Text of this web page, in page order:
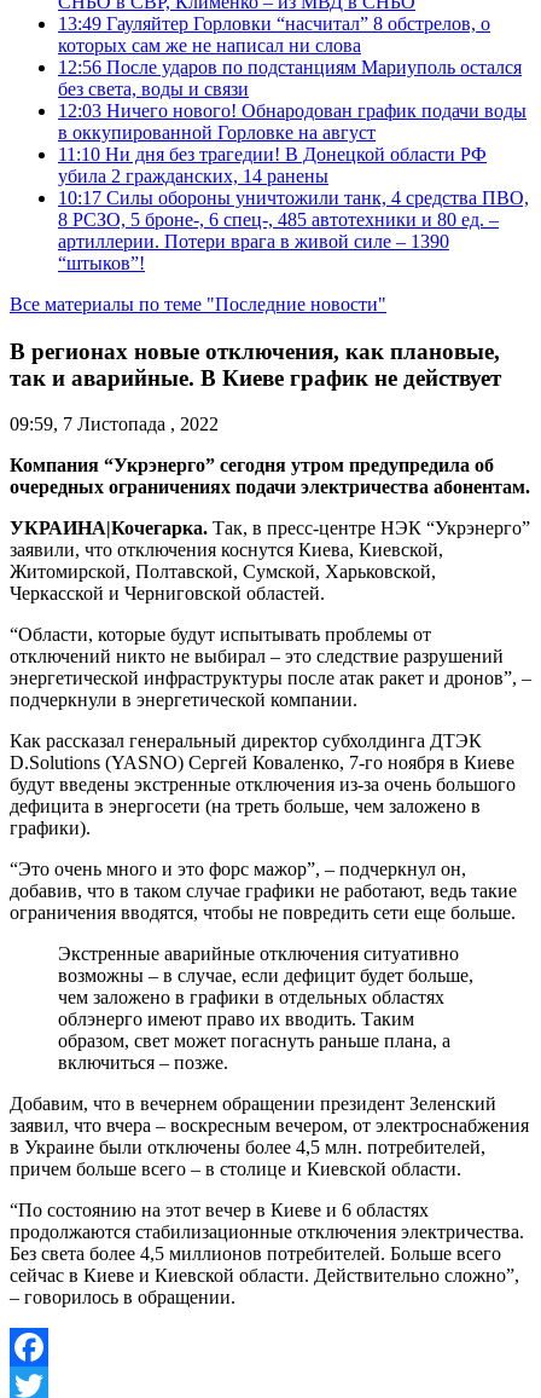
13:49 Гауляйтер Горловки “насчитал” 8 обстрелов, о
которых сам же не написал ни слова
12:56 После ударов по подстанциям Мариуполь остался
без света, воды и связи
12:03 Ничего нового! Обнародован график подачи воды
в оккупированной Горловке на август
11:10 Ни дня без трагедии! В Донецкой области РФ
убила 2 гражданских, 14 ранены
10:17 Силы обороны уничтожили танк, 4 средства ПВО,
8 РСЗО, 5 броне-, 6 спец-, 485 автотехники и 80 ед. –
артиллерии. Потери врага в живой силе – 1390
“штыков”!
Все материалы по теме "Последние новости"
В регионах новые отключения, как плановые,
так и аварийные. В Киеве график не действует
09:59, 7 Листопада , 2022
Компания “Укрэнерго” сегодня утром предупредила об
очередных ограничениях подачи электричества абонентам.
УКРАИНА|Кочегарка. Так, в пресс-центре НЭК “Укрэнерго”
заявили, что отключения коснутся Киева, Киевской,
Житомирской, Полтавской, Сумской, Харьковской,
Черкасской и Черниговской областей.
“Области, которые будут испытывать проблемы от
отключений никто не выбирал – это следствие разрушений
энергетической инфраструктуры после атак ракет и дронов”, –
подчеркнули в энергетической компании.
Как рассказал генеральный директор субхолдинга ДТЭК
D.Solutions (YASNO) Сергей Коваленко, 7-го ноября в Киеве
будут введены экстренные отключения из-за очень большого
дефицита в энергосети (на треть больше, чем заложено в
графики).
“Это очень много и это форс мажор”, – подчеркнул он,
добавив, что в таком случае графики не работают, ведь такие
ограничения вводятся, чтобы не повредить сети еще больше.
Экстренные аварийные отключения ситуативно
возможны – в случае, если дефицит будет больше,
чем заложено в графики в отдельных областях
облэнерго имеют право их вводить. Таким
образом, свет может погаснуть раньше плана, а
включиться – позже.
Добавим, что в вечернем обращении президент Зеленский
заявил, что вчера – воскресным вечером, от электроснабжения
в Украине были отключены более 4,5 млн. потребителей,
причем больше всего – в столице и Киевской области.
“По состоянию на этот вечер в Киеве и 6 областях
продолжаются стабилизационные отключения электричества.
Без света более 4,5 миллионов потребителей. Больше всего
сейчас в Киеве и Киевской области. Действительно сложно”,
– говорилось в обращении.
Facebook